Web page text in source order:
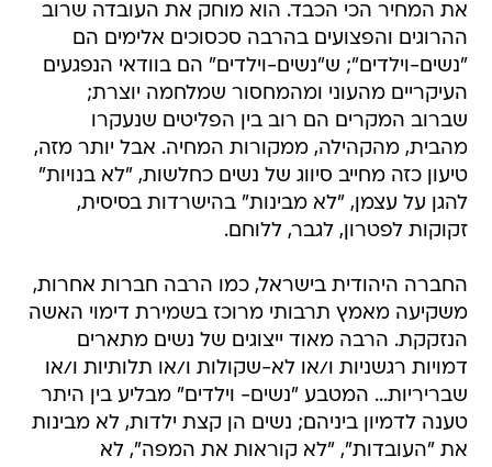
את המחיר הכי הכבד. הוא מוחק את העובדה שרוב
ההרוגים והפצועים בהרבה סכסוכים אלימים הם
"נשים-וילדים"; ש"נשים-וילדים" הם בוודאי הנפגעים
העיקריים מהעוני ומהמחסור שמלחמה יוצרת;
שברוב המקרים הם רוב בין הפליטים שנעקרו
מהבית, מהקהילה, ממקורות המחיה. אבל יותר מזה,
טיעון כזה מחייב סיווג של נשים כחלשות, "לא בנויות"
להגן על עצמן, "לא מבינות" בהישרדות בסיסית,
זקוקות לפטרון, לגבר, ללוחם.
החברה היהודית בישראל, כמו הרבה חברות אחרות,
משקיעה מאמץ תרבותי מרוכז בשמירת דימוי האשה
הנזקקת. הרבה מאוד ייצוגים של נשים מתארים
דמויות רגשניות ו/או לא-שקולות ו/או תלותיות ו/או
שבריריות... המטבע "נשים- וילדים" מבליע בין היתר
טענה לדמיון ביניהם; נשים הן קצת ילדות, לא מבינות
את "העובדות", "לא קוראות את המפה", לא